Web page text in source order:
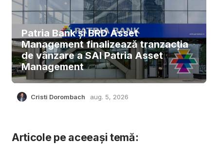
Patria Bank și BRD Asset
Management finalizează tranzacția
de vânzare a SAI Patria Asset
Management
Cristi Dorombach aug. 5, 2026
Articole pe aceeași temă: